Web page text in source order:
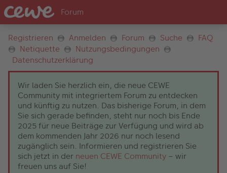
Registrieren Anmelden Forum Suche
FAQ
Netiquette
Nutzungsbedingungen
Datenschutzerklärung
Wir laden Sie herzlich ein, die neue CEWE
Community mit integriertem Forum zu entdecken
und künftig zu nutzen. Das bisherige Forum, in dem
Sie sich gerade befinden, steht nur noch bis Ende
2025 für neue Beiträge zur Verfügung und wird ab
dem kommenden Jahr 2026 nur noch lesend
zugänglich sein. Informieren und registrieren Sie
sich jetzt in der neuen CEWE Community – wir
freuen uns auf Sie!